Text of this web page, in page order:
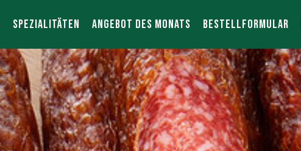
SPEZIALITÄTEN ANGEBOT DES MONATS BESTELLFORMULAR